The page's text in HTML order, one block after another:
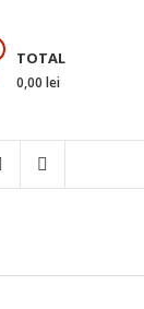
TOTAL
0,00 lei